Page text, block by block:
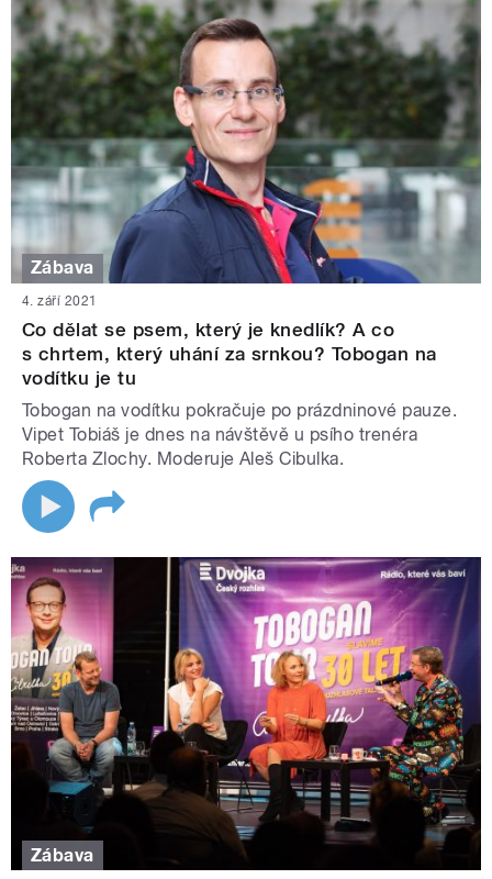
Zábava
4. září 2021
Co dělat se psem, který je knedlík? A co
s chrtem, který uhání za srnkou? Tobogan na
vodítku je tu
Tobogan na vodítku pokračuje po prázdninové pauze.
Vipet Tobiáš je dnes na návštěvě u psího trenéra
Roberta Zlochy. Moderuje Aleš Cibulka.
Zábava